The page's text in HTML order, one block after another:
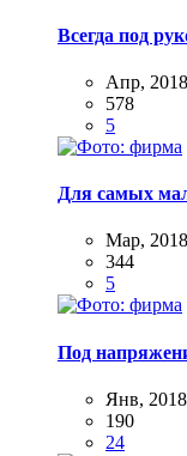
Всегда под
Апр, 2018
578
5
Для самых
Мар, 2018
344
5
Под
Янв, 2018
190
24